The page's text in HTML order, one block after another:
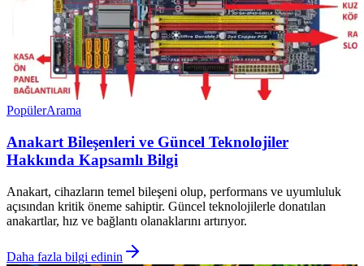
PopülerArama
Anakart Bileşenleri ve Güncel Teknolojiler
Hakkında Kapsamlı Bilgi
Anakart, cihazların temel bileşeni olup, performans ve uyumluluk
açısından kritik öneme sahiptir. Güncel teknolojilerle donatılan
anakartlar, hız ve bağlantı olanaklarını artırıyor.
Daha fazla bilgi edinin